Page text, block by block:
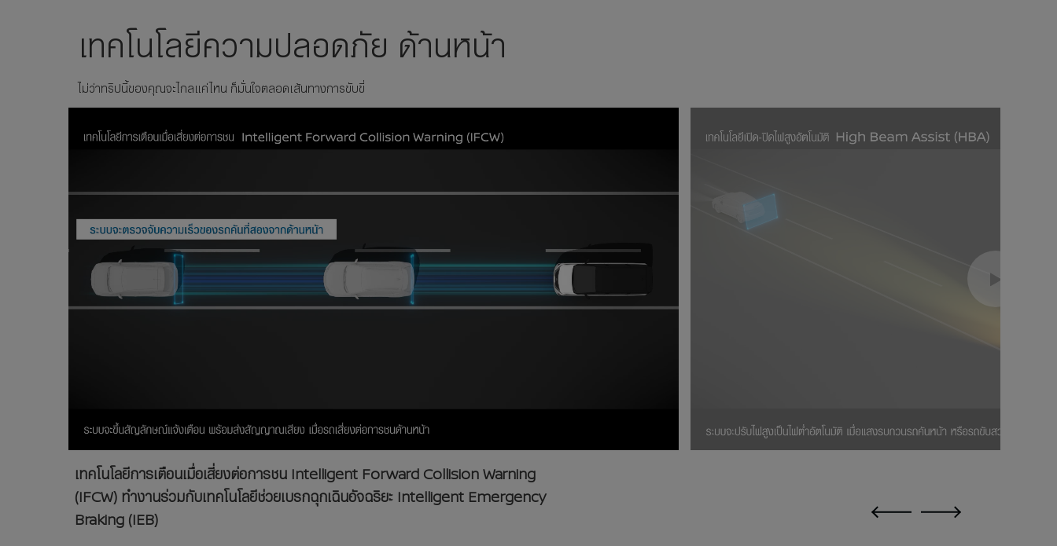
เทคโนโลยีความปลอดภัย ด้านหน้า
ไม่ว่าทริปนี้ของคุณจะไกลแค่ไหน ก็มั่นใจตลอดเส้นทางการขับขี่
เทคโนโลยีการเตือนเมื่อเสี่ยงต่อการชน Intelligent Forward Collision Warning
(IFCW) ทำงานร่วมกับเทคโนโลยีช่วยเบรกฉุกเฉินอัจฉริยะ Intelligent Emergency
Braking (IEB)​